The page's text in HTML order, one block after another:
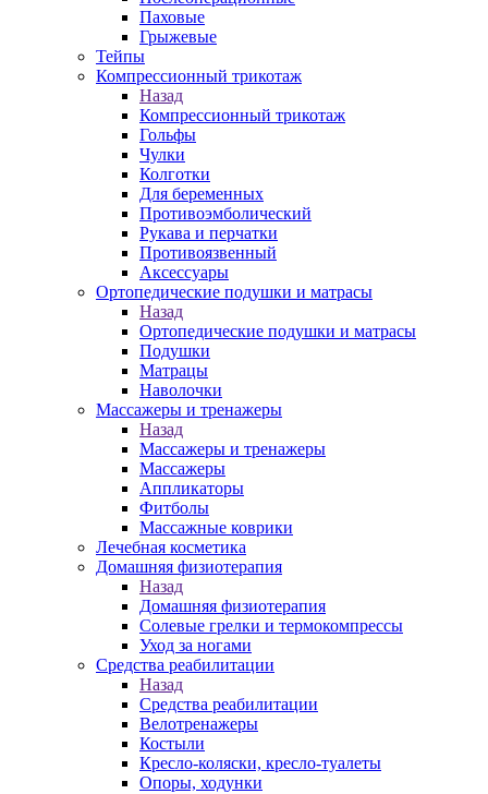
Паховые
Грыжевые
Тейпы
Компрессионный трикотаж
Назад
Компрессионный трикотаж
Гольфы
Чулки
Колготки
Для беременных
Противоэмболический
Рукава и перчатки
Противоязвенный
Аксессуары
Ортопедические подушки и матрасы
Назад
Ортопедические подушки и матрасы
Подушки
Матрацы
Наволочки
Массажеры и тренажеры
Назад
Массажеры и тренажеры
Массажеры
Аппликаторы
Фитболы
Массажные коврики
Лечебная косметика
Домашняя физиотерапия
Назад
Домашняя физиотерапия
Солевые грелки и термокомпрессы
Уход за ногами
Средства реабилитации
Назад
Средства реабилитации
Велотренажеры
Костыли
Кресло-коляски, кресло-туалеты
Опоры, ходунки